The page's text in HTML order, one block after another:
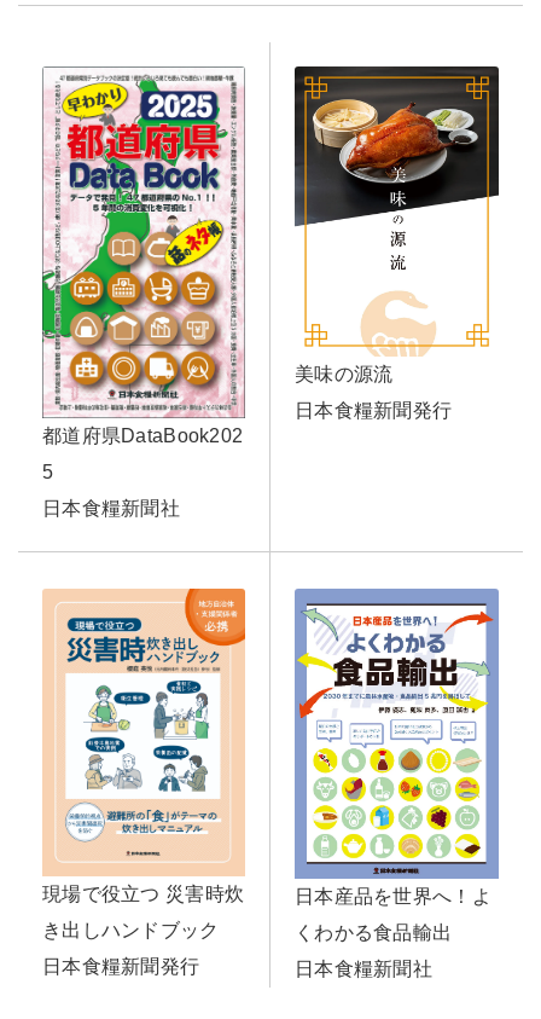
都道府県DataBook202
5
日本食糧新聞社
美味の源流
日本食糧新聞発行
現場で役立つ 災害時炊
き出しハンドブック
日本食糧新聞発行
日本産品を世界へ！よ
くわかる食品輸出
日本食糧新聞社